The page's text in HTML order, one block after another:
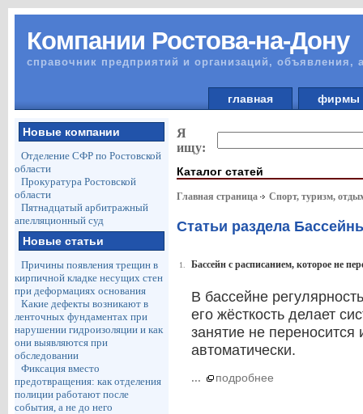
Компании Ростова-на-Дону
справочник предприятий и организаций, объявления,
главная
Новые компании
Отделение СФР по Ростовской
области
Прокуратура Ростовской
области
Пятнадцатый арбитражный
апелляционный суд
Новые статьи
Причины появления трещин в
кирпичной кладке несущих стен
при деформациях основания
Какие дефекты возникают в
ленточных фундаментах при
нарушении гидроизоляции и как
они выявляются при
обследовании
Фиксация вместо
предотвращения: как отделения
полиции работают после
события, а не до него
Я
ищу:
Каталог статей
Главная страница Спорт, туризм,
Статьи раздела
1. Бассейн с расписанием, которое не
В бассейне
его жёсткость делает
занятие не переносится
автоматически.
... подробнее